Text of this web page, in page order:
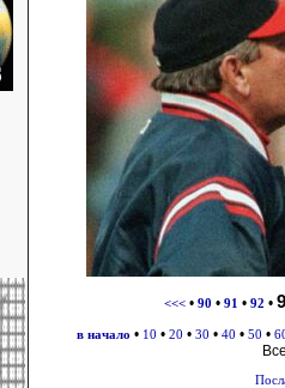
<<< • 90 • 91 • 92 •
в начало • 10 • 20 • 30 • 40 • 50 •